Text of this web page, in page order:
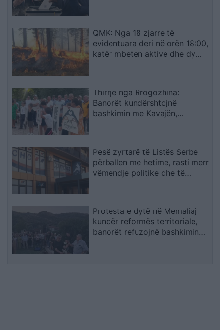
QMK: Nga 18 zjarre të
evidentuara deri në orën 18:00,
katër mbeten aktive dhe dy
Thirrje nga Rrogozhina:
Banorët kundërshtojnë
bashkimin me Kavajën,
Pesë zyrtarë të Listës Serbe
përballen me hetime, rasti merr
vëmendje politike dhe të
Protesta e dytë në Memaliaj
kundër reformës territoriale,
banorët refuzojnë bashkimin